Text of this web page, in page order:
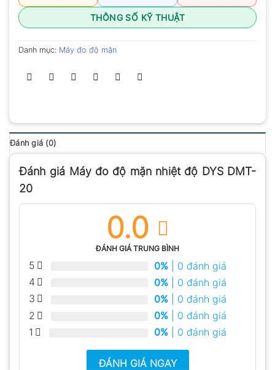
THÔNG SỐ KỸ THUẬT
Danh mục: Máy đo độ mặn
Đánh giá (0)
Đánh giá Máy đo độ mặn nhiệt độ DYS DMT-
20
0.0
ĐÁNH GIÁ TRUNG BÌNH
5 0% | 0 đánh giá
4
0% | 0 đánh giá
3
0% | 0 đánh giá
2
0% | 0 đánh giá
1
0% | 0 đánh giá
ĐÁNH GIÁ NGAY